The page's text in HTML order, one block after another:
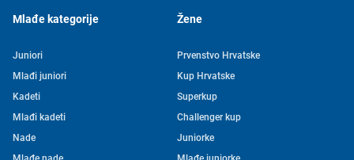
Mlađe kategorije
Juniori
Mlađi juniori
Kadeti
Mlađi kadeti
Nade
Žene
Prvenstvo Hrvatske
Kup Hrvatske
Superkup
Challenger kup
Juniorke